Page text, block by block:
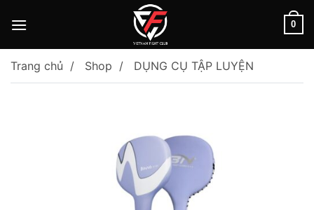
0
Trang chủ Shop DỤNG CỤ TẬP LUYỆN